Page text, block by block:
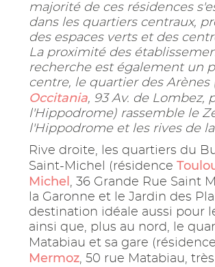
majorité de ces résidences
dans les quartiers centraux,
des espaces verts et des
La proximité des
recherche est également un
centre, le quartier des Arènes
Occitania, 93 Av. de Lombez,
l'Hippodrome) rassemble le
l'Hippodrome et les rives de
Rive droite, les quartiers du
Saint-Michel (résidence
Michel, 36 Grande Rue Saint
la Garonne et le Jardin des
destination idéale aussi pour
ainsi que, plus au nord, le
Matabiau et sa gare (résidence
Mermoz, 50 rue Matabiau,